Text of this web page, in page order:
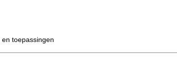
toepassingen